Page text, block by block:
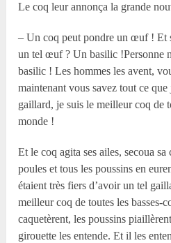
Le coq leur annonça la grande
– Un coq peut pondre un œuf ! Et
un tel œuf ? Un basilic !Personne
basilic ! Les hommes les avent,
maintenant vous savez tout ce
gaillard, je suis le meilleur coq de
monde !
Et le coq agita ses ailes, secoua sa
poules et tous les poussins en
étaient très fiers d’avoir un tel
meilleur coq de toutes les basses-
caquetèrent, les poussins
girouette les entende. Et il les